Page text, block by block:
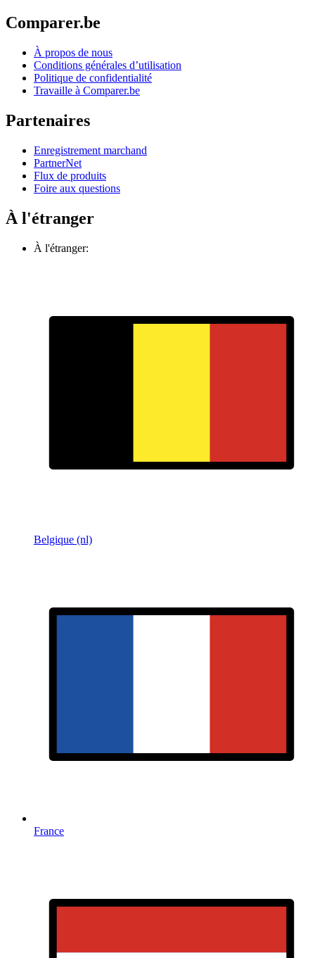
Comparer.be
À propos de nous
Conditions générales d’utilisation
Politique de confidentialité
Travaille à Comparer.be
Partenaires
Enregistrement marchand
PartnerNet
Flux de produits
Foire aux questions
À l'étranger
À l'étranger:
Belgique (nl)
France